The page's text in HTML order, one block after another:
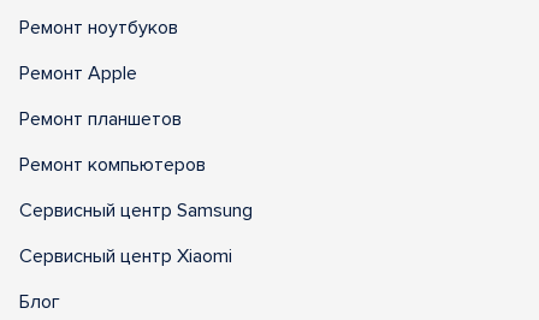
Ремонт ноутбуков
Ремонт Apple
Ремонт планшетов
Ремонт компьютеров
Сервисный центр Samsung
Сервисный центр Xiaomi
Блог